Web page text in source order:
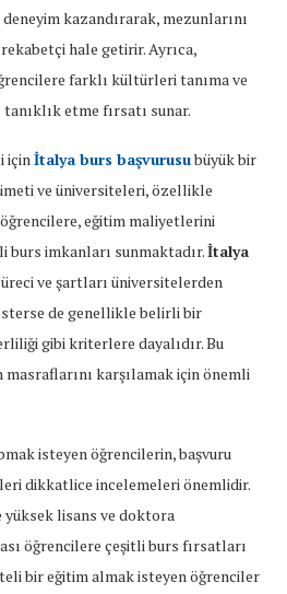
kazandırarak, mezunlarını
hale getirir. Ayrıca,
farklı kültürleri tanıma ve
etme fırsatı sunar.
için İtalya burs başvurusubüyük bir
ve üniversiteleri, özellikle
eğitim maliyetlerini
burs imkanları sunmaktadır.İtalya
ve şartları üniversitelerden
de genellikle belirli bir
gibi kriterlere dayalıdır. Bu
karşılamak için önemli
isteyen öğrencilerin, başvuru
dikkatlice incelemeleri önemlidir.
lisans ve doktora
öğrencilere çeşitli burs fırsatları
bir eğitim almak isteyen öğrenciler